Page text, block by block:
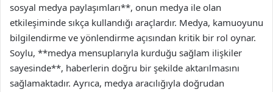
sosyal medya paylaşımları**, onun medya ile olan
etkileşiminde sıkça kullandığı araçlardır. Medya, kamuoyunu
bilgilendirme ve yönlendirme açısından kritik bir rol oynar.
Soylu, **medya mensuplarıyla kurduğu sağlam ilişkiler
sayesinde**, haberlerin doğru bir şekilde aktarılmasını
sağlamaktadır. Ayrıca, medya aracılığıyla doğrudan